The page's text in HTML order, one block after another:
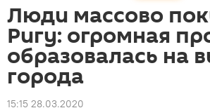
Люди массово
Ригу: огромная
образовалась на
города
15:15 28.03.2020